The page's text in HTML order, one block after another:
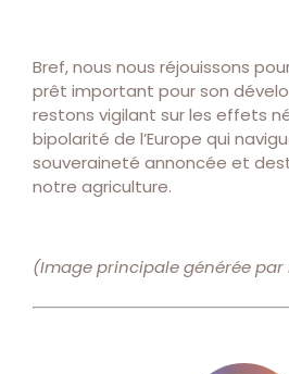
Bref, nous nous réjouissons
prêt important pour son
restons vigilant sur les effets
bipolarité de l’Europe qui
souveraineté annoncée et
notre agriculture.
(Image principale générée par